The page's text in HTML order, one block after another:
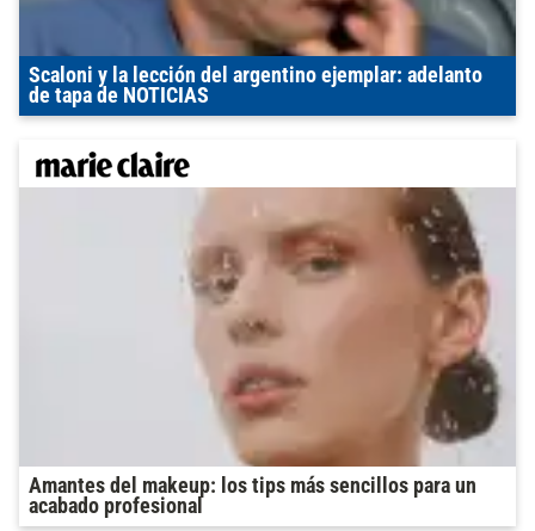
Scaloni y la lección del argentino ejemplar: adelanto
de tapa de NOTICIAS
Amantes del makeup: los tips más sencillos para un
acabado profesional